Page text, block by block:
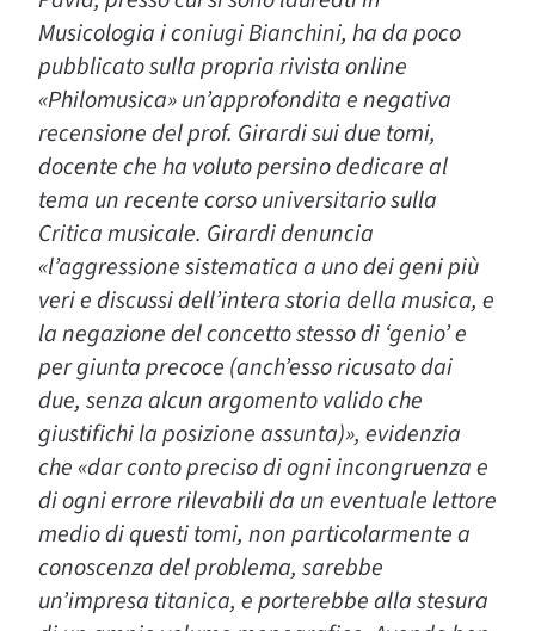
Musicologia i coniugi Bianchini, ha da poco
pubblicato sulla propria rivista online
«Philomusica» un’approfondita e negativa
recensione del prof. Girardi sui due tomi,
docente che ha voluto persino dedicare al
tema un recente corso universitario sulla
Critica musicale. Girardi denuncia
«l’aggressione sistematica a uno dei geni più
veri e discussi dell’intera storia della musica, e
la negazione del concetto stesso di ‘genio’ e
per giunta precoce (anch’esso ricusato dai
due, senza alcun argomento valido che
giustifichi la posizione assunta)», evidenzia
che «dar conto preciso di ogni incongruenza e
di ogni errore rilevabili da un eventuale lettore
medio di questi tomi, non particolarmente a
conoscenza del problema, sarebbe
un’impresa titanica, e porterebbe alla stesura